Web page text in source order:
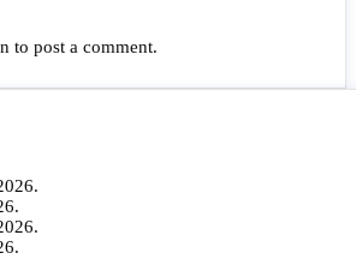
to post a comment.